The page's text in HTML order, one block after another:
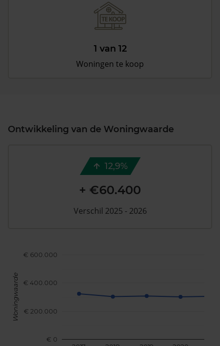
1 van 12
Woningen te koop
Ontwikkeling van de Woningwaarde
€ 0
€ 200.000
€ 400.000
€ 600.000
Woningwaarde
12,9%
+ €60.400
Verschil 2025 - 2026